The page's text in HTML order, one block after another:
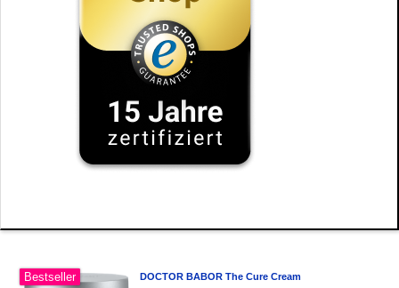
Bestseller DOCTOR BABOR The Cure Cream